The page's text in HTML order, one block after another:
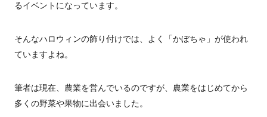
るイベントになっています。
そんなハロウィンの飾り付けでは、よく「かぼちゃ」が使われ
ていますよね。
筆者は現在、農業を営んでいるのですが、農業をはじめてから
多くの野菜や果物に出会いました。